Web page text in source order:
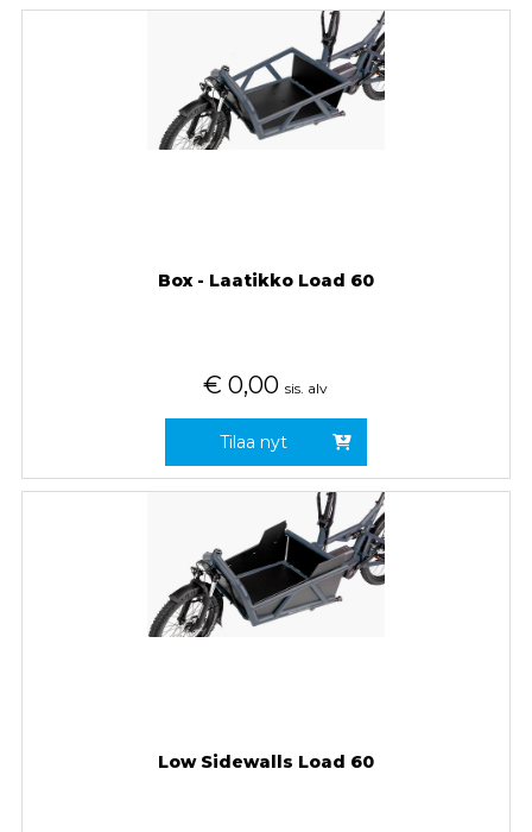
Box - Laatikko Load 60
€ 0,00 sis. alv
Tilaa nyt
Low Sidewalls Load 60